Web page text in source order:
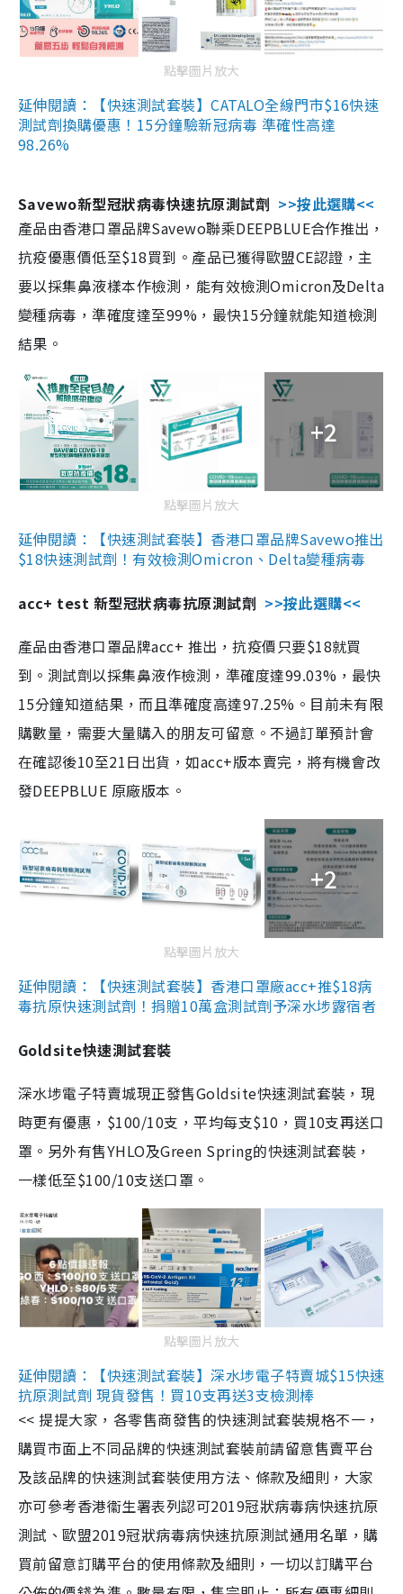
點擊圖片放大
延伸閱讀：【快速測試套裝】CATALO全線門市$16快速
測試劑換購優惠！15分鐘驗新冠病毒 準確性高達
98.26%
Savewo新型冠狀病毒快速抗原測試劑 >>按此選購<<
產品由香港口罩品牌Savewo聯乘DEEPBLUE合作推出，
抗疫優惠價低至$18買到。產品已獲得歐盟CE認證，主
要以採集鼻液樣本作檢測，能有效檢測Omicron及Delta
變種病毒，準確度達至99%，最快15分鐘就能知道檢測
結果。
+2
點擊圖片放大
延伸閱讀：【快速測試套裝】香港口罩品牌Savewo推出
$18快速測試劑！有效檢測Omicron、Delta變種病毒
acc+ test 新型冠狀病毒抗原測試劑 >>按此選購<<
產品由香港口罩品牌acc+ 推出，抗疫價只要$18就買
到。測試劑以採集鼻液作檢測，準確度達99.03%，最快
15分鐘知道結果，而且準確度高達97.25%。目前未有限
購數量，需要大量購入的朋友可留意。不過訂單預計會
在確認後10至21日出貨，如acc+版本賣完，將有機會改
發DEEPBLUE 原廠版本。
+2
點擊圖片放大
延伸閱讀：【快速測試套裝】香港口罩廠acc+推$18病
毒抗原快速測試劑！捐贈10萬盒測試劑予深水埗露宿者
Goldsite快速測試套裝
深水埗電子特賣城現正發售Goldsite快速測試套裝，現
時更有優惠，$100/10支，平均每支$10，買10支再送口
罩。另外有售YHLO及Green Spring的快速測試套裝，
一樣低至$100/10支送口罩。
點擊圖片放大
延伸閱讀：【快速測試套裝】深水埗電子特賣城$15快速
抗原測試劑 現貨發售！買10支再送3支檢測棒
<< 提提大家，各零售商發售的快速測試套裝規格不一，
購買市面上不同品牌的快速測試套裝前請留意售賣平台
及該品牌的快速測試套裝使用方法、條款及細則，大家
亦可參考香港衞生署表列認可2019冠狀病毒病快速抗原
測試、歐盟2019冠狀病毒病快速抗原測試通用名單，購
買前留意訂購平台的使用條款及細則，一切以訂購平台